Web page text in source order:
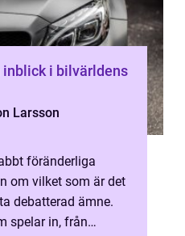
inblick i bilvärldens
Larsson
föränderliga
om vilket som är det
debatterad ämne.
spelar in, från